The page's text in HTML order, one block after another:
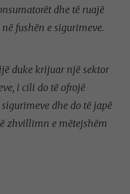
dhe të ruajë
fushën e sigurimeve.
duke krijuar një sektor
i cili do të ofrojë
dhe do të japë
zhvillimn e mëtejshëm